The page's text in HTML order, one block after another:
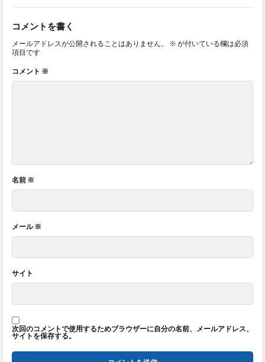
コメントを書く
メールアドレスが公開されることはありません。 ※ が付いている欄は必須
項目です
コメント ※
名前 ※
メール※
サイト
次回のコメントで使用するためブラウザーに自分の名前、メールアドレス、
サイトを保存する。